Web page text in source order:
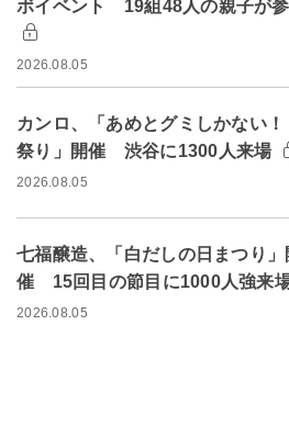
ボイベント 19組48人の親子が
2026.08.05
カンロ、「あめとグミしかない！
祭り」開催 渋谷に1300人来場
2026.08.05
七福醸造、「白だしの日まつり」
催 15回目の節目に1000人強来
2026.08.05